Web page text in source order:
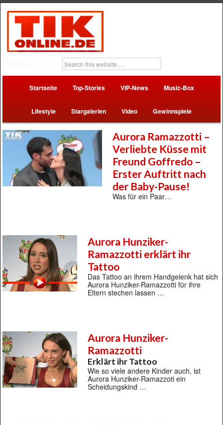
Startseite Top-Stories VIP-News Music-Box
Lifestyle Stargalerien Video Gewinnspiele
Aurora Ramazzotti –
Verliebte Küsse mit
Freund Goffredo –
Erster Auftritt nach
der Baby-Pause!
Was für ein Paar…
Aurora Hunziker-
Ramazzotti erklärt ihr
Tattoo
Das Tattoo an ihrem Handgelenk hat sich
Aurora Hunziker-Ramazzotti für ihre
Eltern stechen lassen …
Aurora Hunziker-
Ramazzotti
Erklärt ihr Tattoo
Wie so viele andere Kinder auch, ist
Aurora Hunziker-Ramazzoti ein
Scheidungskind …